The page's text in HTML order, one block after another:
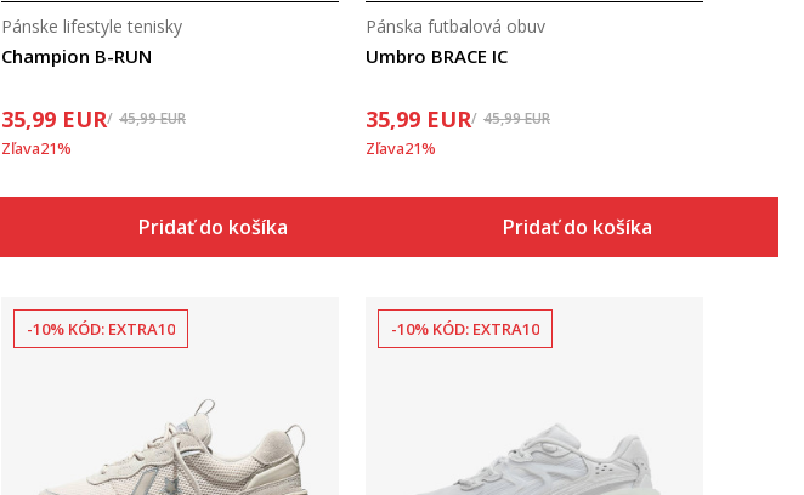
Champion B-RUN
Pánske lifestyle tenisky
35,99 EUR 45,99EUR
Zľava21%
Pridať do košíka
Umbro BRACE IC
Pánska futbalová obuv
35,99 EUR 45,99EUR
Zľava21%
Pridať do košíka
Porovnaj
-10% KÓD: EXTRA10
Porovnaj
-10% KÓD: EXTRA10